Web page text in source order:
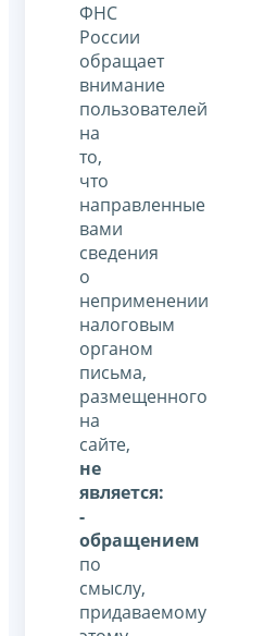
ФНС
России
обращает
внимание
пользователей
на
то,
что
направленные
вами
сведения
о
неприменении
налоговым
органом
письма,
размещенного
на
сайте,
не
является:
-
обращением
по
смыслу,
придаваемому